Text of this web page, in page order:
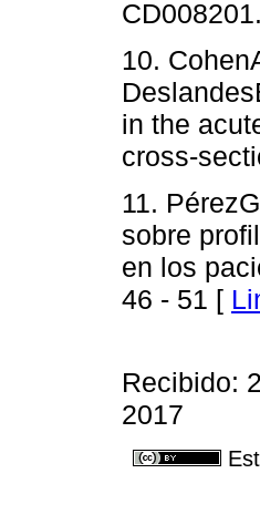
10.
in the
cross-
11.
sobre
en los
46 - 51 [
Recibido:
2017